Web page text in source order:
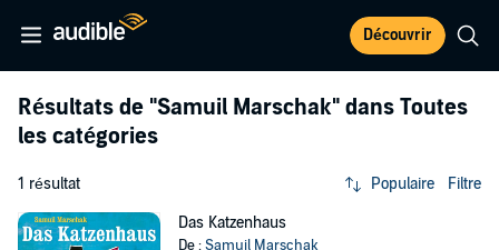
Découvrir
Résultats de "Samuil Marschak" dans Toutes
les catégories
1 résultat Populaire Filtre
Das Katzenhaus
De :Samuil Marschak